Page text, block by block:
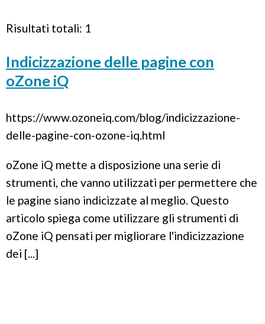
Risultati totali: 1
Indicizzazione delle pagine con
oZone iQ
https://www.ozoneiq.com/blog/indicizzazione-
delle-pagine-con-ozone-iq.html
oZone iQ mette a disposizione una serie di
strumenti, che vanno utilizzati per permettere che
le pagine siano indicizzate al meglio. Questo
articolo spiega come utilizzare gli strumenti di
oZone iQ pensati per migliorare l'indicizzazione
dei [...]